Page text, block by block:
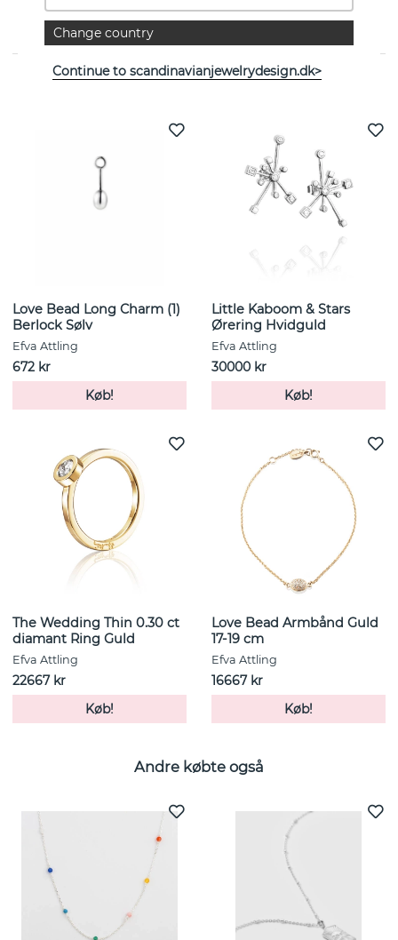
Kollektion: 101 Days
Se flere varer
Love Bead Long Charm (1)
Berlock Sølv
Efva Attling
672 kr
Køb!
Little Kaboom & Stars
Ørering Hvidguld
Efva Attling
30000 kr
Køb!
The Wedding Thin 0.30 ct
diamant Ring Guld
Efva Attling
22667 kr
Køb!
Love Bead Armbånd Guld
17-19 cm
Efva Attling
16667 kr
Køb!
Andre købte også
Change country
Continue to scandinavianjewelrydesign.dk>